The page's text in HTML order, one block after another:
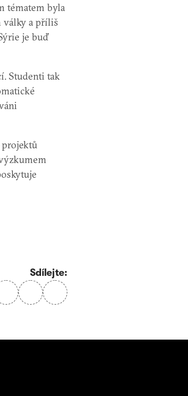
tématem byla
války a příliš
je buď
Studenti tak
Sdílejte: